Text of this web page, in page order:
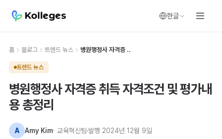
한글
홈 블로그 트렌드 뉴스 병원행정사 자격증 ..
트렌드 뉴스
병원행정사 자격증 취득 자격조건 및 평가내
용 총정리
A Amy Kim· 교육혁신팀 발행 2024년 12월 9일